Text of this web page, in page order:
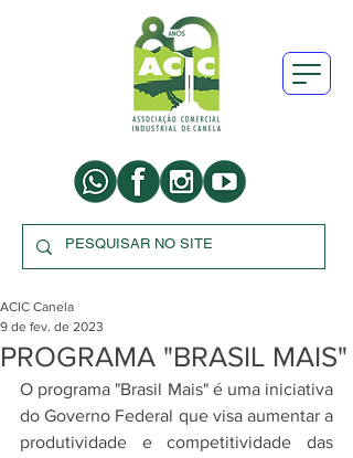
PROGRAMA "BRASIL MAIS"
ACIC Canela
9 de fev. de 2023
O programa "Brasil Mais" é uma iniciativa
do Governo Federal que visa aumentar a
produtividade e competitividade das